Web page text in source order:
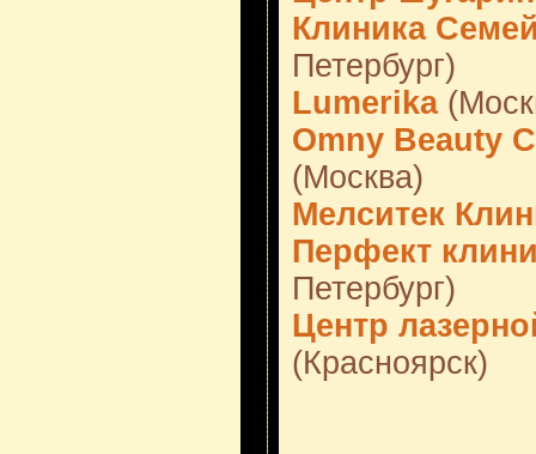
Клиника
Петербург)
Lumerika
Omny Beauty
(Москва)
Мелситек
Перфект
Петербург)
Центр
(Красноярск)